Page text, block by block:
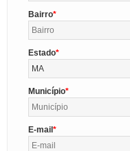
Bairro
Estado
MA
Município
E-mail